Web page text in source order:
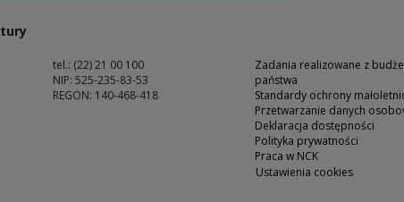
tel.: (22) 21 00 100
NIP: 525-235-83-53
REGON: 140-468-418
Zadania realizowane z
państwa
Standardy ochrony
Przetwarzanie danych
Deklaracja dostępności
Polityka prywatności
Praca w NCK
Ustawienia cookies